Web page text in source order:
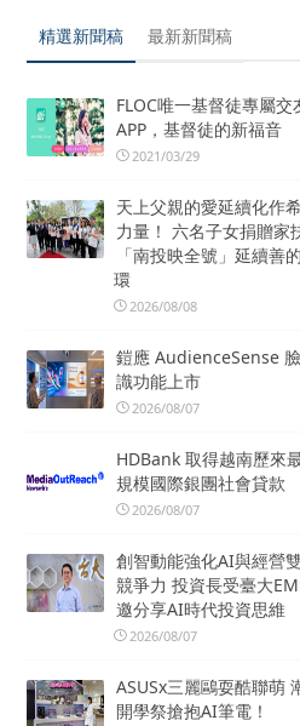
精選新聞稿 最新新聞稿
FLOC唯一基督徒專屬交
APP，基督徒的新福音
2021/03/29
天上父親的愛延續化作
力量！ 六名子女捐贈家
「南投映全號」延續善
環
2026/08/08
鎧應 AudienceSense
識功能上市
2026/08/07
HDBank 取得越南歷來
規模國際銀團社會貸款
2026/08/07
創智動能強化AI與經營
競爭力 投資長受臺大
邀分享AI時代投資思維
2026/08/07
ASUSx三麗鷗耍酷聯萌
開學祭搶抱AI筆電！